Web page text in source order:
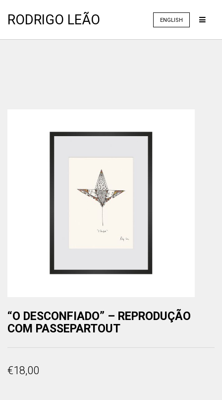
RODRIGO LEÃO ENGLISH
“O DESCONFIADO” – REPRODUÇÃO
COM PASSEPARTOUT
€18,00